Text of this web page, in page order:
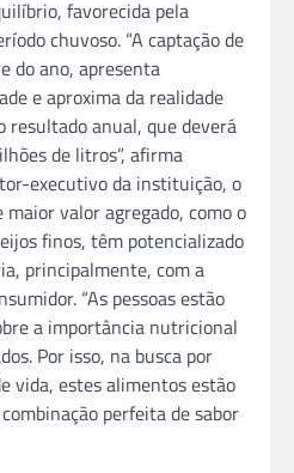
favorecida pela
chuvoso. “A captação de
do ano, apresenta
e aproxima da realidade
resultado anual, que deverá
de litros”, afirma
executivo da instituição, o
valor agregado, como o
finos, têm potencializado
principalmente, com a
“As pessoas estão
a importância nutricional
Por isso, na busca por
vida, estes alimentos estão
perfeita de sabor